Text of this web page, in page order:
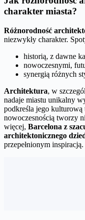
charakter miasta?
Różnorodność
niezwykły charakter.
historią, z dawne
nowoczesnymi,
synergią różnych
Architektura, w
nadaje miastu unikalny
podkreśla jego kulturową
nowoczesnością tworzy
więcej, Barcelona z
architektonicznego
przepełnionym inspiracją.